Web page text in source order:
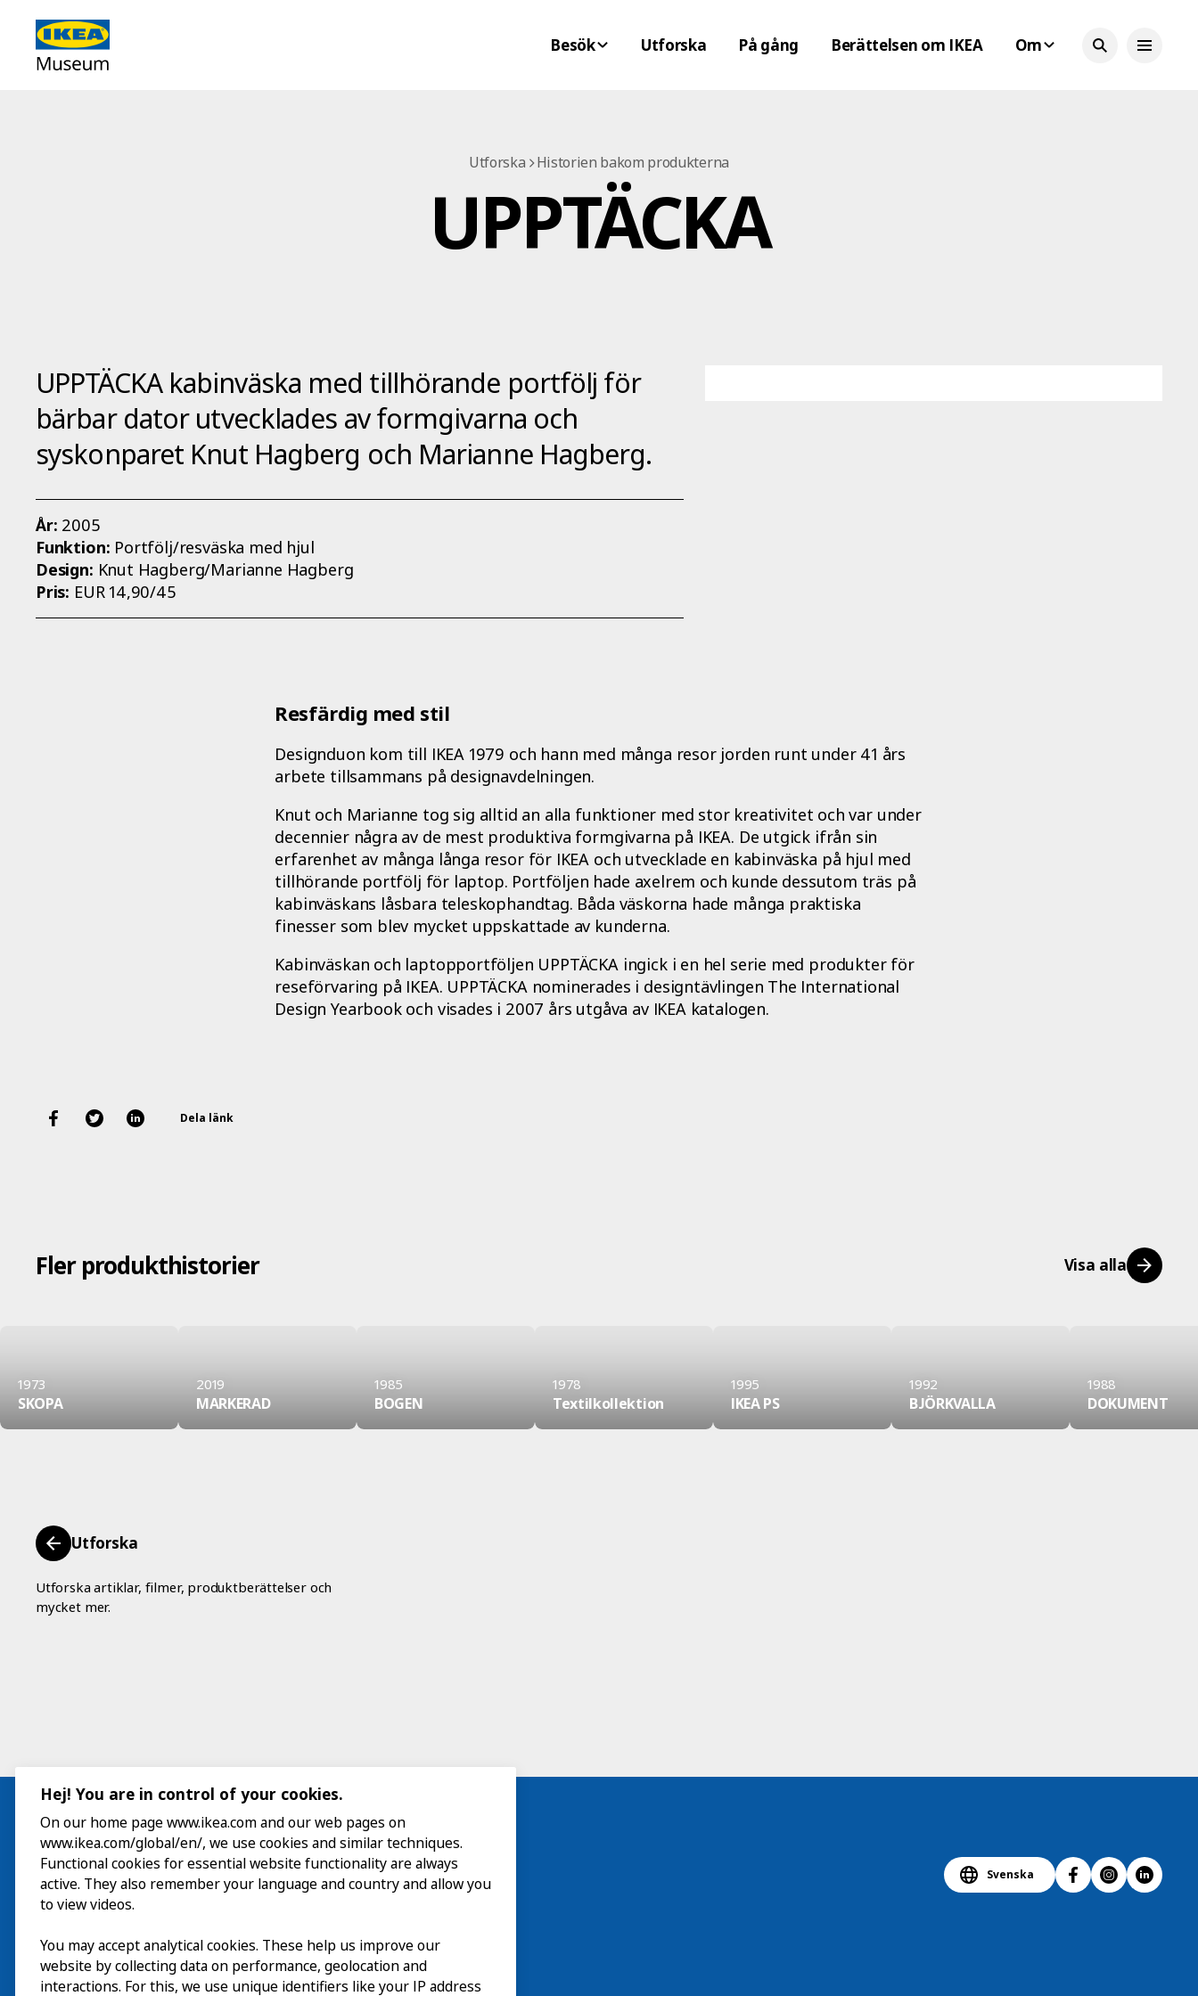
Besök Utforska På gång Berättelsen om IKEA Om
Utforska Historien bakom produkterna
UPPTÄCKA
UPPTÄCKA kabinväska med tillhörande portfölj för
bärbar dator utvecklades av formgivarna och
syskonparet Knut Hagberg och Marianne Hagberg.
År: 2005
Funktion: Portfölj/resväska med hjul
Design: Knut Hagberg/Marianne Hagberg
Pris: EUR 14,90/45
Resfärdig med stil
Designduon kom till IKEA 1979 och hann med många resor jorden runt under 41 års
arbete tillsammans på designavdelningen.
Knut och Marianne tog sig alltid an alla funktioner med stor kreativitet och var under
decennier några av de mest produktiva formgivarna på IKEA. De utgick ifrån sin
erfarenhet av många långa resor för IKEA och utvecklade en kabinväska på hjul med
tillhörande portfölj för laptop. Portföljen hade axelrem och kunde dessutom träs på
kabinväskans låsbara teleskophandtag. Båda väskorna hade många praktiska
finesser som blev mycket uppskattade av kunderna.
Kabinväskan och laptopportföljen UPPTÄCKA ingick i en hel serie med produkter för
reseförvaring på IKEA. UPPTÄCKA nominerades i designtävlingen The International
Design Yearbook och visades i 2007 års utgåva av IKEA katalogen.
Dela länk
Fler produkthistorier Visa alla
1973
SKOPA
2019
MARKERAD
1985
BOGEN
1978
Textilkollektion
1995
IKEA PS
1992
BJÖRKVALLA
1988
DOKUMENT
Utforska
Utforska artiklar, filmer, produktberättelser och
mycket mer.
Besök
Utforska
På gång
Svenska
Hej! You are in control of your cookies.
On our home page www.ikea.com and our web pages on
www.ikea.com/global/en/, we use cookies and similar techniques.
Functional cookies for essential website functionality are always
active. They also remember your language and country and allow you
to view videos.
You may accept analytical cookies. These help us improve our
website by collecting data on performance, geolocation and
interactions. For this, we use unique identifiers like your IP address